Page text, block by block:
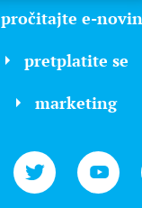
pročitajte e-
pretplatite se
marketing